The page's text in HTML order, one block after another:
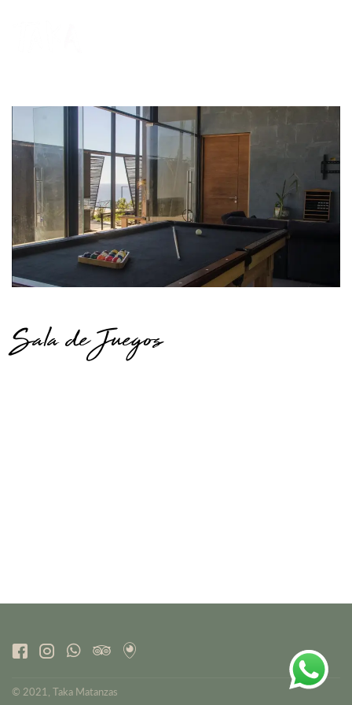
Sala de Juegos
© 2021, Taka Matanzas